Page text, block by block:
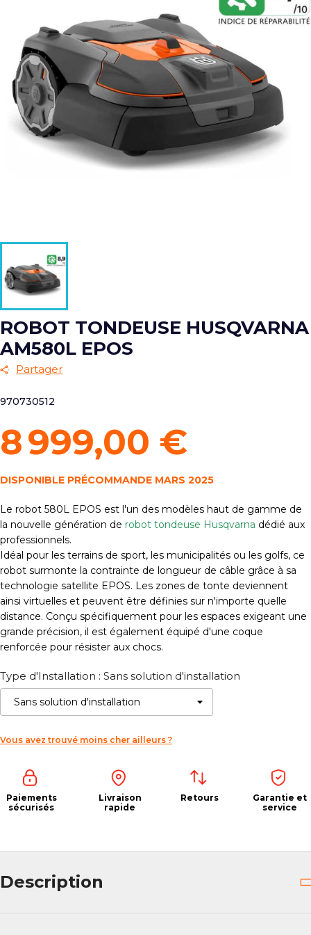
ROBOT TONDEUSE HUSQVARNA
AM580L EPOS
Partager
970730512
8 999,00 €
DISPONIBLE PRÉCOMMANDE MARS 2025
Le robot 580L EPOS est l'un des modèles haut de gamme de
la nouvelle génération de robot tondeuse Husqvarna dédié aux
professionnels.
Idéal pour les terrains de sport, les municipalités ou les golfs, ce
robot surmonte la contrainte de longueur de câble grâce à sa
technologie satellite EPOS. Les zones de tonte deviennent
ainsi virtuelles et peuvent être définies sur n'importe quelle
distance. Conçu spécifiquement pour les espaces exigeant une
grande précision, il est également équipé d'une coque
renforcée pour résister aux chocs.
Type d'Installation : Sans solution d'installation
Vous avez trouvé moins cher ailleurs ?
Paiements
sécurisés
Livraison
rapide
Retours
Garantie et
service
Description